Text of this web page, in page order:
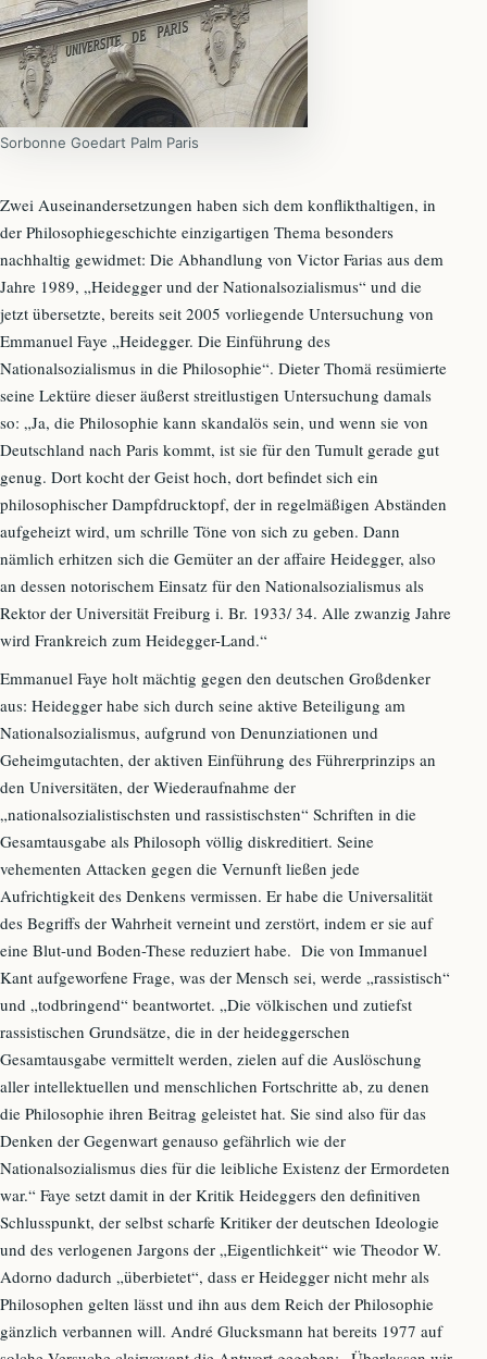
Sorbonne Goedart Palm Paris
Zwei Auseinandersetzungen haben sich dem konflikthaltigen, in
der Philosophiegeschichte einzigartigen Thema besonders
nachhaltig gewidmet: Die Abhandlung von Victor Farias aus dem
Jahre 1989, „Heidegger und der Nationalsozialismus“ und die
jetzt übersetzte, bereits seit 2005 vorliegende Untersuchung von
Emmanuel Faye „Heidegger. Die Einführung des
Nationalsozialismus in die Philosophie“. Dieter Thomä resümierte
seine Lektüre dieser äußerst streitlustigen Untersuchung damals
so: „Ja, die Philosophie kann skandalös sein, und wenn sie von
Deutschland nach Paris kommt, ist sie für den Tumult gerade gut
genug. Dort kocht der Geist hoch, dort befindet sich ein
philosophischer Dampfdrucktopf, der in regelmäßigen Abständen
aufgeheizt wird, um schrille Töne von sich zu geben. Dann
nämlich erhitzen sich die Gemüter an der affaire Heidegger, also
an dessen notorischem Einsatz für den Nationalsozialismus als
Rektor der Universität Freiburg i. Br. 1933/ 34. Alle zwanzig Jahre
wird Frankreich zum Heidegger-Land.“
Emmanuel Faye holt mächtig gegen den deutschen Großdenker
aus: Heidegger habe sich durch seine aktive Beteiligung am
Nationalsozialismus, aufgrund von Denunziationen und
Geheimgutachten, der aktiven Einführung des Führerprinzips an
den Universitäten, der Wiederaufnahme der
„nationalsozialistischsten und rassistischsten“ Schriften in die
Gesamtausgabe als Philosoph völlig diskreditiert. Seine
vehementen Attacken gegen die Vernunft ließen jede
Aufrichtigkeit des Denkens vermissen. Er habe die Universalität
des Begriffs der Wahrheit verneint und zerstört, indem er sie auf
eine Blut-und Boden-These reduziert habe. Die von Immanuel
Kant aufgeworfene Frage, was der Mensch sei, werde „rassistisch“
und „todbringend“ beantwortet. „Die völkischen und zutiefst
rassistischen Grundsätze, die in der heideggerschen
Gesamtausgabe vermittelt werden, zielen auf die Auslöschung
aller intellektuellen und menschlichen Fortschritte ab, zu denen
die Philosophie ihren Beitrag geleistet hat. Sie sind also für das
Denken der Gegenwart genauso gefährlich wie der
Nationalsozialismus dies für die leibliche Existenz der Ermordeten
war.“ Faye setzt damit in der Kritik Heideggers den definitiven
Schlusspunkt, der selbst scharfe Kritiker der deutschen Ideologie
und des verlogenen Jargons der „Eigentlichkeit“ wie Theodor W.
Adorno dadurch „überbietet“, dass er Heidegger nicht mehr als
Philosophen gelten lässt und ihn aus dem Reich der Philosophie
gänzlich verbannen will. André Glucksmann hat bereits 1977 auf